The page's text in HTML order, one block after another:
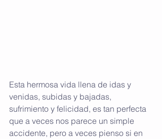
Esta hermosa vida llena de idas y
venidas, subidas y bajadas,
sufrimiento y felicidad, es tan perfecta
que a veces nos parece un simple
accidente, pero a veces pienso si en